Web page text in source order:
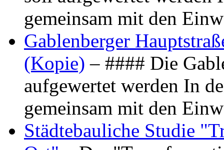
gemeinsam mit den
Gablenberger
(Kopie) – #### Die
aufgewertet werden In
gemeinsam mit den
Städtebauliche Studie